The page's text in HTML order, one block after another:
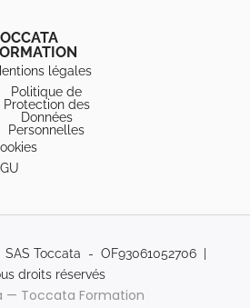
légales
Politique de
Protection des
Données
Personnelles
Toccata - OF93061052706 |
droits réservés
— Toccata Formation